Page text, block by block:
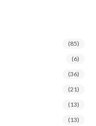
(85)
(6)
(36)
(21)
(13)
(13)